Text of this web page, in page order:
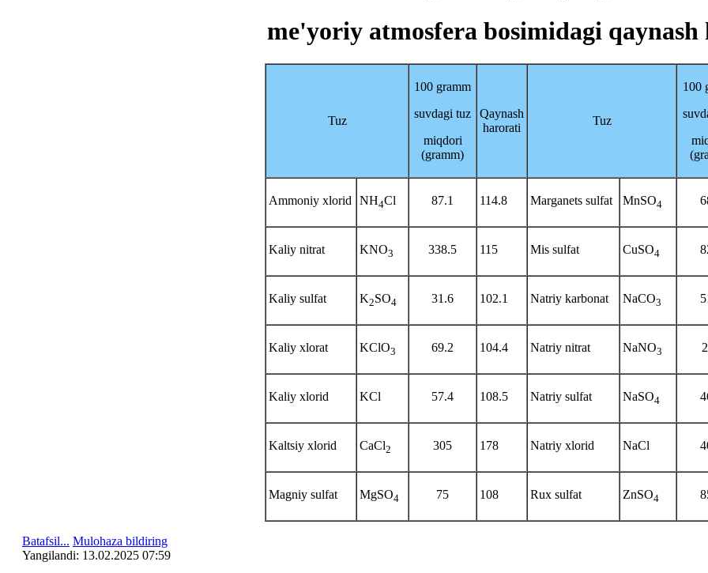
me'yoriy atmosfera bosimidagi
Tuz
100 gramm
suvdagi tuz
miqdori
(gramm)
Qaynash
harorati
Tuz
100
Ammoniy xlorid NH4Cl 87.1 114.8 Marganets sulfat MnSO4
Kaliy nitrat KNO3 338.5 115 Mis sulfat CuSO4
Kaliy sulfat K2SO4 31.6 102.1 Natriy karbonat NaCO3
Kaliy xlorat KClO3 69.2 104.4 Natriy nitrat NaNO3
Kaliy xlorid KCl 57.4 108.5 Natriy sulfat NaSO4
Kaltsiy xlorid CaCl2 305 178 Natriy xlorid NaCl
Magniy sulfat MgSO4 75 108 Rux sulfat ZnSO4
Batafsil... Mulohaza bildiring
Yangilаndi: 13.02.2025 07:59